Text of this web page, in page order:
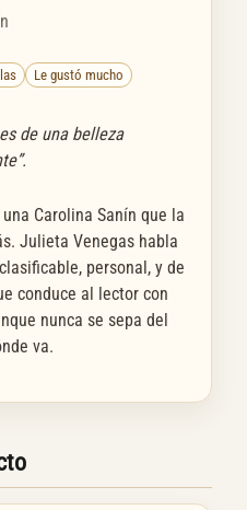
Le gustó mucho
de una belleza
Carolina Sanín que la
Julieta Venegas habla
personal, y de
conduce al lector con
nunca se sepa del
va.